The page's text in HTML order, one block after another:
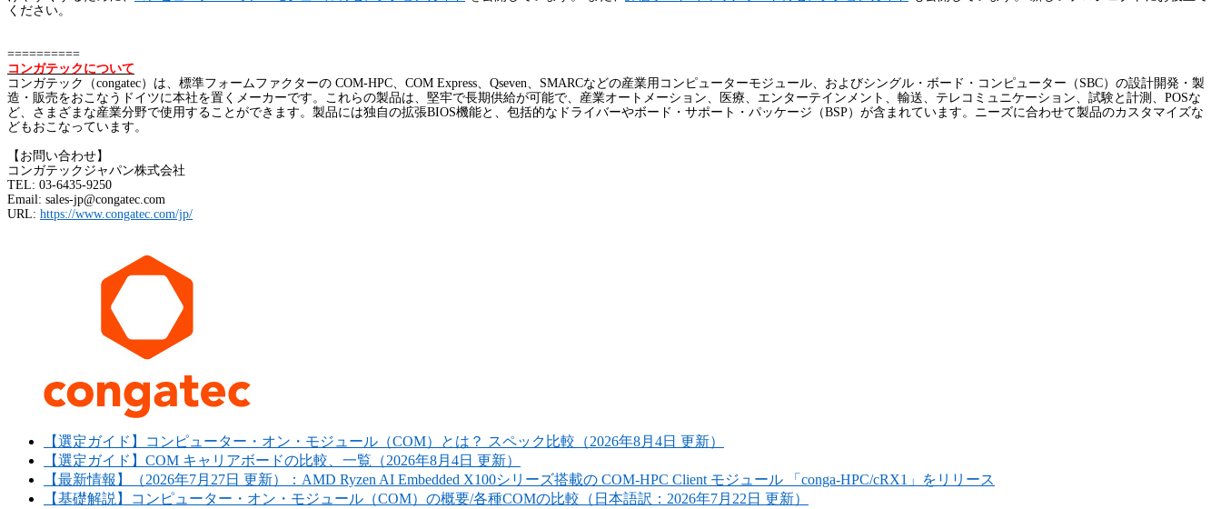
ください。
==========
コンガテックについて
コンガテック（congatec）は、標準フォームファクターの COM-HPC、 COM Express、 Qseven、 SMARCなどの産業用コンピューターモジュール、およびシングル・ボード・コンピューター（ SBC）の設計開発・製
造・販売をおこなうドイツに本社を置くメーカーです。これらの製品は、堅牢で長期供給が可能で、産業オートメーション、医療、エンターテインメント、輸送、テレコミュニケーション、試験と計測、 POSな
ど、さまざまな産業分野で使用することができます。製品には独自の拡張BIOS機能と、包括的なドライバーやボード・サポート・パッケージ（BSP）が含まれています。ニーズに合わせて製品のカスタマイズな
どもおこなっています。
【お問い合わせ】
コンガテックジャパン株式会社
TEL: 03-6435-9250
Email: sales-jp@congatec.com
URL: https://www.congatec.com/jp/
【選定ガイド】コンピューター・オン・モジュール（COM）とは？ スペック比較（2026年8月4日 更新）
【選定ガイド】COM キャリアボードの比較、一覧（2026年8月4日 更新）
【最新情報】（2026年7月27日 更新）：AMD Ryzen AI Embedded X100シリーズ搭載の COM-HPC Client モジュール 「conga-HPC/cRX1」をリリース
【基礎解説】コンピューター・オン・モジュール（COM）の概要/各種COMの比較（日本語訳：2026年7月22日 更新）